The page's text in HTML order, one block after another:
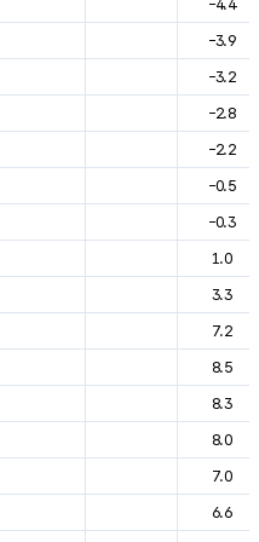
-4.4
-3.9
-3.2
-2.8
-2.2
-0.5
-0.3
1.0
3.3
7.2
8.5
8.3
8.0
7.0
6.6